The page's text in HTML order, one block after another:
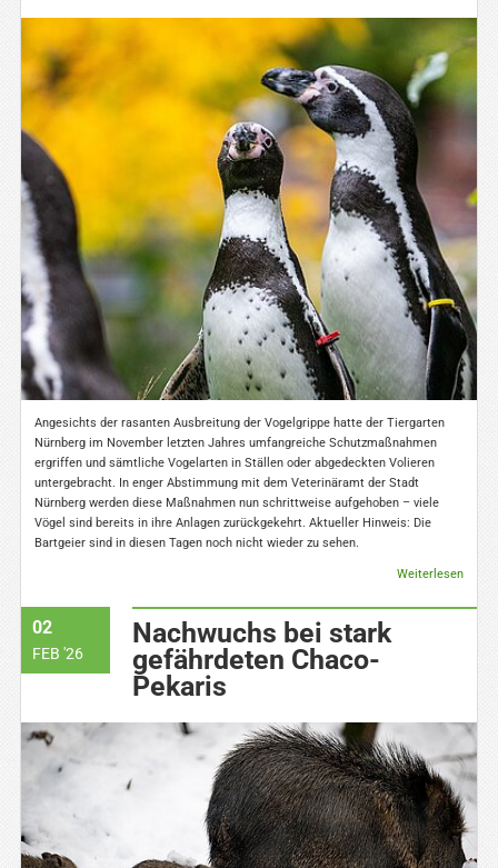
Angesichts der rasanten Ausbreitung der Vogelgrippe hatte der Tiergarten
Nürnberg im November letzten Jahres umfangreiche Schutzmaßnahmen
ergriffen und sämtliche Vogelarten in Ställen oder abgedeckten Volieren
untergebracht. In enger Abstimmung mit dem Veterinäramt der Stadt
Nürnberg werden diese Maßnahmen nun schrittweise aufgehoben – viele
Vögel sind bereits in ihre Anlagen zurückgekehrt. Aktueller Hinweis: Die
Bartgeier sind in diesen Tagen noch nicht wieder zu sehen.
Weiterlesen
02
FEB '26
Nachwuchs bei stark
gefährdeten Chaco-
Pekaris